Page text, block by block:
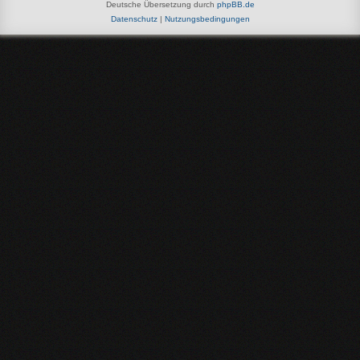
Deutsche Übersetzung durch phpBB.de
Datenschutz| Nutzungsbedingungen